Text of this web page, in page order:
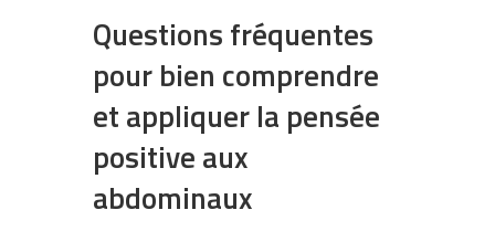
Questions fréquentes
pour bien comprendre
et appliquer la pensée
positive aux
abdominaux